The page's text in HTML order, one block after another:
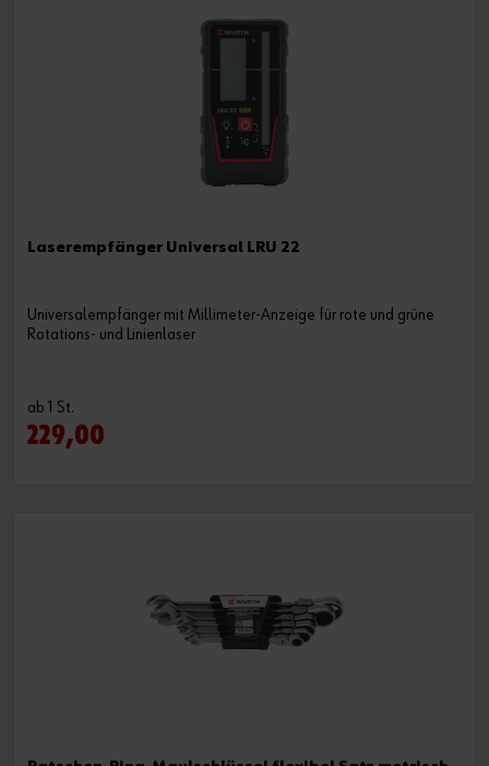
Laserempfänger Universal LRU 22
Universalempfänger mit Millimeter-Anzeige für rote und grüne
Rotations- und Linienlaser
ab 1 St.
229,00